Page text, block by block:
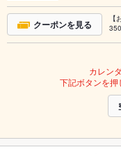
クーポンを見る
カレン
下記ボタンを押